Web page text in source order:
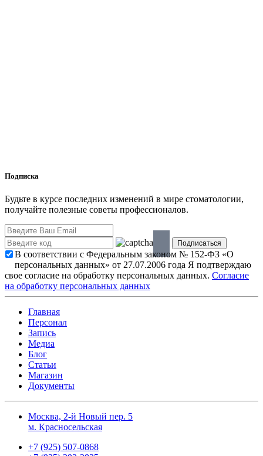
Подписка
Будьте в курсе последних изменений в мире стоматологии,
получайте полезные советы профессионалов.
В соответствии с Федеральным законом № 152-ФЗ «О
персональных данных» от 27.07.2006 года Я подтверждаю
свое согласие на обработку персональных данных. Согласие
на обработку персональных данных
Главная
Персонал
Запись
Медиа
Блог
Статьи
Магазин
Документы
Москва, 2-й Новый пер. 5
м. Красносельская
+7 (925) 507-0868